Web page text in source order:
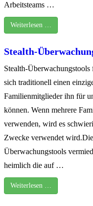
Arbeitsteams …
Weiterlesen …
Stealth-
Stealth-
sich traditionell einen
Familienmitglieder ihn für
können. Wenn mehrere
verwenden, wird es
Zwecke verwendet
Überwachungstools
heimlich die auf …
Weiterlesen …